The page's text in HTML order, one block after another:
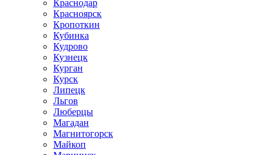
Краснодар
Красноярск
Кропоткин
Кубинка
Кудрово
Кузнецк
Курган
Курск
Липецк
Льгов
Люберцы
Магадан
Магнитогорск
Майкоп